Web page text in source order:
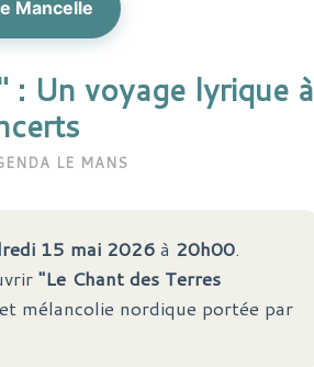
Mancelle
: Un voyage lyrique à
LE MANS
15 mai 2026 à 20h00.
"Le Chant des Terres
mélancolie nordique portée par